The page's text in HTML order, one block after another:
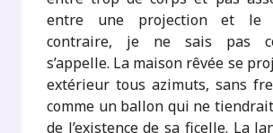
entre une projection et le
contraire, je ne sais pas
s’appelle. La maison rêvée se
extérieur tous azimuts, sans
comme un ballon qui ne
de l’existence de sa ficelle. La